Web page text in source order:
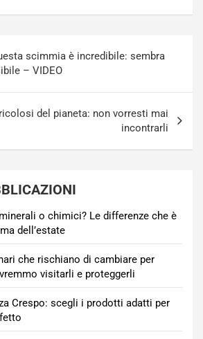
scimmia è incredibile: sembra
– VIDEO
del pianeta: non vorresti mai
incontrarli
o chimici? Le differenze che è
dell’estate
che rischiano di cambiare per
visitarli e proteggerli
Crespo: scegli i prodotti adatti per